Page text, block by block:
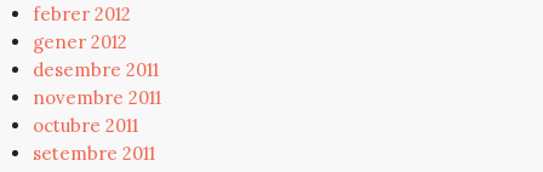
febrer 2012
gener 2012
desembre 2011
novembre 2011
octubre 2011
setembre 2011